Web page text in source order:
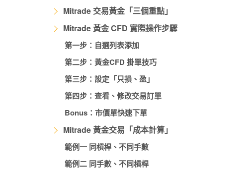
Mitrade 交易黃金「三個重點」
Mitrade 黃金 CFD 實際操作步驟
第一步：自選列表添加
第二步：黃金CFD 掛單技巧
第三步：設定「只損、盈」
第四步：查看、修改交易訂單
Bonus：市價單快速下單
Mitrade 黃金交易「成本計算」
範例一 同槓桿、不同手數
範例二 同手數、不同槓桿